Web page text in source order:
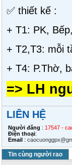
✅ thiết kế :
+ T1: PK,
+ T2,T3: mỗi
+ T4: P.Thờ,
=> LH
LIÊN HỆ
Người đăng : 17547 -
Điện thoại:
Email :
Tin cùng người rao